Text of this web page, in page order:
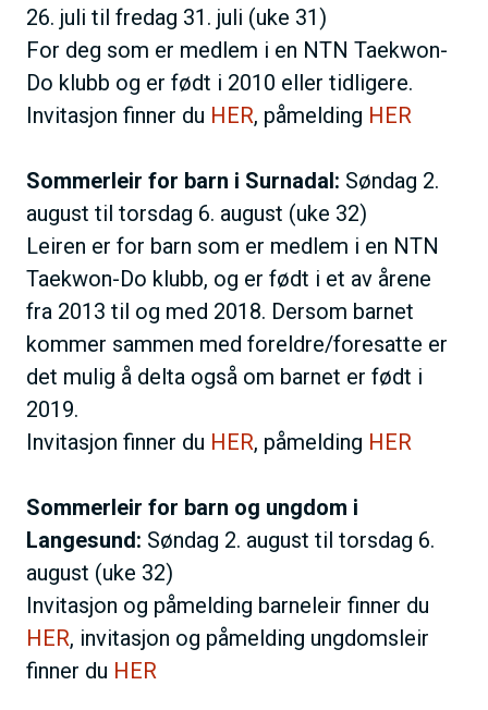
26. juli til fredag 31. juli (uke 31)
For deg som er medlem i en NTN Taekwon-
Do klubb og er født i 2010 eller tidligere.
Invitasjon finner du HER, påmelding HER
Sommerleir for barn i Surnadal: Søndag 2.
august til torsdag 6. august (uke 32)
Leiren er for barn som er medlem i en NTN
Taekwon-Do klubb, og er født i et av årene
fra 2013 til og med 2018. Dersom barnet
kommer sammen med foreldre/foresatte er
det mulig å delta også om barnet er født i
2019.
Invitasjon finner du HER, påmelding HER
Sommerleir for barn og ungdom i
Langesund: Søndag 2. august til torsdag 6.
august (uke 32)
Invitasjon og påmelding barneleir finner du
HER, invitasjon og påmelding ungdomsleir
finner du HER